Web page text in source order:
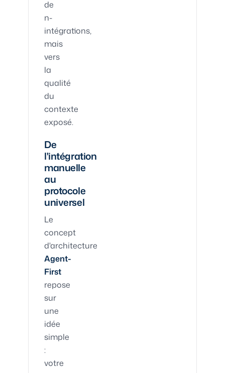
de
n-
intégrations,
mais
vers
la
qualité
du
contexte
exposé.
De
l'intégration
manuelle
au
protocole
universel
Le
concept
d'architecture
Agent-
First
repose
sur
une
idée
simple
:
votre